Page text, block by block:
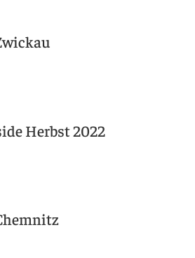
Herbst 2022